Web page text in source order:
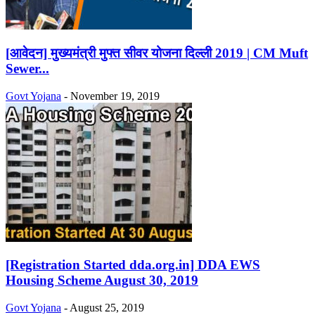
[आवेदन] मुख्यमंत्री मुफ्त सीवर योजना दिल्ली 2019 | CM Muft
Sewer...
Govt Yojana - November 19, 2019
[Registration Started dda.org.in] DDA EWS
Housing Scheme August 30, 2019
Govt Yojana - August 25, 2019